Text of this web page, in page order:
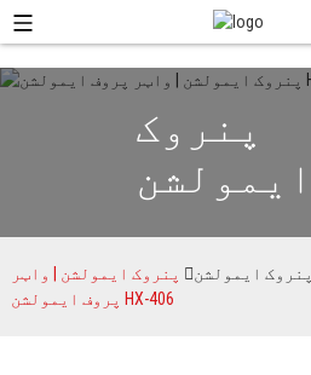
پنروک
ایمولشن
پنروک ایمولشن
پنروک ایمولشن | واټر
پروف ایمولشن HX-406